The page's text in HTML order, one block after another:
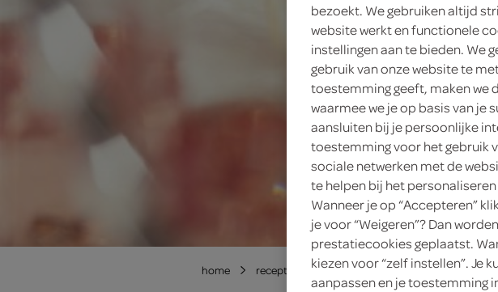
home recepten gado-gado
bezoekt. We gebruiken altijd
website werkt en functionele
instellingen aan te bieden. We
gebruik van onze website te
toestemming geeft, maken we
waarmee we je op basis van je
aansluiten bij je persoonlijke
toestemming voor het gebruik
sociale netwerken met de
te helpen bij het
Wanneer je op “Accepteren”
je voor “Weigeren”? Dan
prestatiecookies geplaatst.
kiezen voor “zelf instellen”. Je
aanpassen en je toestemming